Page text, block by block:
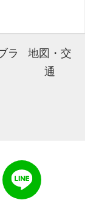
ラ
地図・交
通